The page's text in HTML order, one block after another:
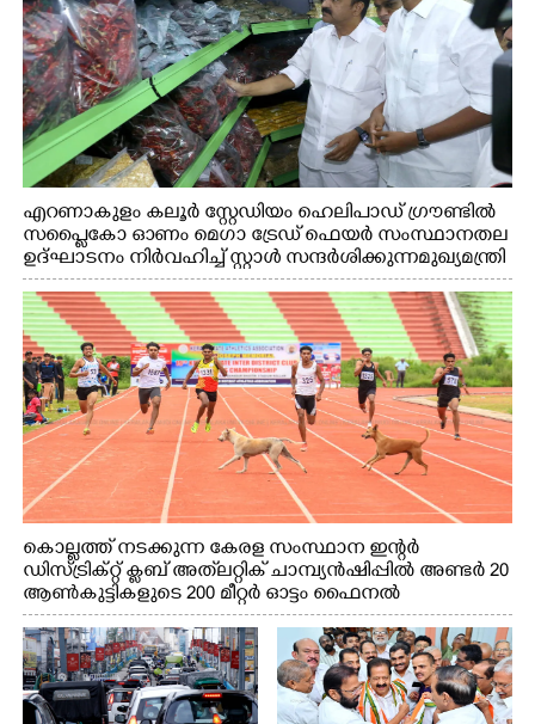
എറണാകുളം കലൂർ സ്റ്റേഡിയം ഹെലിപാഡ് ഗ്രൗണ്ടിൽ
സപ്ളൈകോ ഓണം മെഗാ ട്രേഡ് ഫെയർ സംസ്ഥാനതല
ഉദ്ഘാടനം നിർവഹിച്ച് സ്റ്റാൾ സന്ദർശിക്കുന്ന മുഖ്യമന്ത്രി
വി.ഡി. സതീശൻ. മന്ത്രി അനൂപ് ജേക്കബ് സമീപം
കൊല്ലത്ത് നടക്കുന്ന കേരള സംസ്ഥാന ഇന്റർ
ഡിസ്ട്രിക്റ്റ് ക്ലബ് അത്‌ലറ്റിക് ചാമ്പ്യൻഷിപ്പിൽ അണ്ടർ 20
ആൺകുട്ടികളുടെ 200 മീറ്റർ ഓട്ടം ഫൈനൽ
മത്സരത്തിനിടെ സിന്തറ്റിക് ട്രാക്കിന് കുറുകെ ഓടുന്ന
നായകൾ.